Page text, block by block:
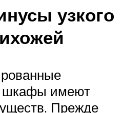
узкого
шкафы имеют
Прежде